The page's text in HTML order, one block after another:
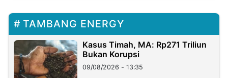
TAMBANG ENERGY
Kasus Timah, MA: Rp271 Triliun
Bukan Korupsi
09/08/2026 - 13:35